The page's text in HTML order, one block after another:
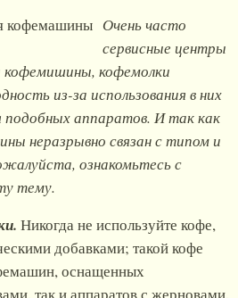
Очень часто
сервисные центры
кофемолки
из-за использования в них
подобных аппаратов. И так как
неразрывно связан с типом и
ознакомьтесь с
тему.
Никогда не используйте кофе,
добавками; такой кофе
оснащенных